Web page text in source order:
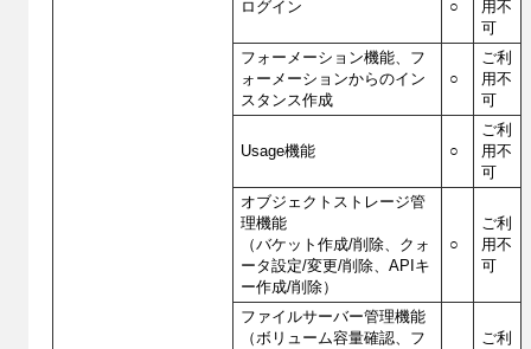
ログイン ○
用不
可
フォーメーション機能、フ
ォーメーションからのイン
スタンス作成
○
ご利
用不
可
Usage機能 ○
ご利
用不
可
オブジェクトストレージ管
理機能
（バケット作成/削除、クォ
ータ設定/変更/削除、APIキ
ー作成/削除）
○
ご利
用不
可
ファイルサーバー管理機能
（ボリューム容量確認、フ
ご利